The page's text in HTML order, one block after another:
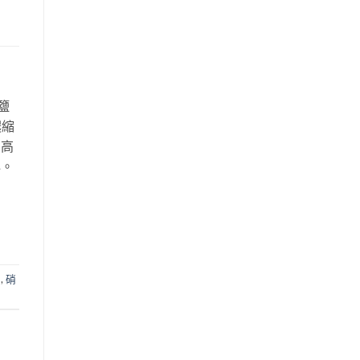
,硝